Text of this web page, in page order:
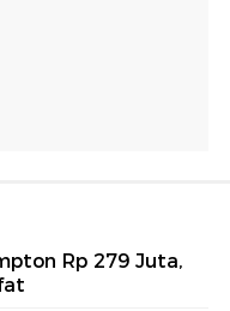
Rp 279 Juta,